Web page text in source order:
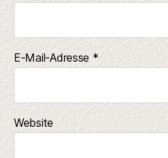
E-Mail-Adresse *
Website